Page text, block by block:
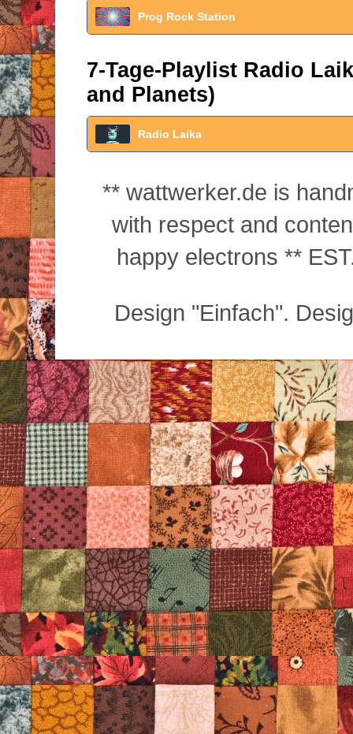
Prog Rock Station
7-Tage-Playlist Radio
and Planets)
Radio Laika
** wattwerker.de is
with respect and
happy electrons **
Design "Einfach".